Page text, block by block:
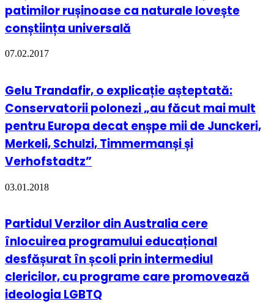
patimilor rușinoase ca naturale lovește
conștiința universală
07.02.2017
Gelu Trandafir, o explicație așteptată:
Conservatorii polonezi „au făcut mai mult
pentru Europa decat enșpe mii de Junckeri,
Merkeli, Schulzi, Timmermanși și
Verhofstadtz”
03.01.2018
Partidul Verzilor din Australia cere
înlocuirea programului educațional
desfășurat în școli prin intermediul
clericilor, cu programe care promovează
ideologia LGBTQ